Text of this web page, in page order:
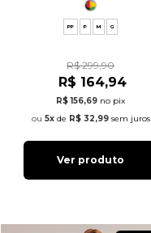
PP P M G
R$ 299,90
R$ 164,94
R$ 156,69 no pix
5xde R$ 32,99sem juros
Ver produto